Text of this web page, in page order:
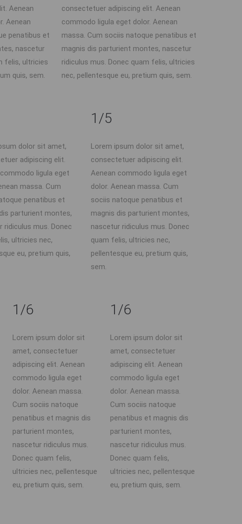
Aenean
Aenean
penatibus et
nascetur
felis, ultricies
quis, sem.
consectetuer adipiscing elit. Aenean
commodo ligula eget dolor. Aenean
massa. Cum sociis natoque penatibus et
magnis dis parturient montes, nascetur
ridiculus mus. Donec quam felis, ultricies
nec, pellentesque eu, pretium quis, sem.
dolor sit amet,
adipiscing elit.
ligula eget
massa. Cum
penatibus et
parturient montes,
ridiculus mus. Donec
ultricies nec,
eu, pretium quis,
1/5
Lorem ipsum dolor sit amet,
consectetuer adipiscing elit.
Aenean commodo ligula eget
dolor. Aenean massa. Cum
sociis natoque penatibus et
magnis dis parturient montes,
nascetur ridiculus mus. Donec
quam felis, ultricies nec,
pellentesque eu, pretium quis,
sem.
1/6
Lorem ipsum dolor sit
amet, consectetuer
adipiscing elit. Aenean
commodo ligula eget
dolor. Aenean massa.
Cum sociis natoque
penatibus et magnis dis
parturient montes,
nascetur ridiculus mus.
Donec quam felis,
ultricies nec, pellentesque
eu, pretium quis, sem.
1/6
Lorem ipsum dolor sit
amet, consectetuer
adipiscing elit. Aenean
commodo ligula eget
dolor. Aenean massa.
Cum sociis natoque
penatibus et magnis dis
parturient montes,
nascetur ridiculus mus.
Donec quam felis,
ultricies nec, pellentesque
eu, pretium quis, sem.